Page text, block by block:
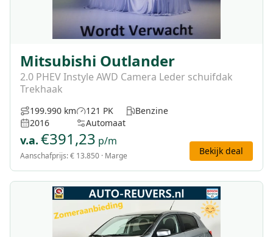
Mitsubishi Outlander
2.0 PHEV Instyle AWD Camera Leder schuifdak
Trekhaak
199.990 km
2016
121 PK
Automaat
Benzine
v.a. €391,23 p/m
Aanschafprijs:€ 13.850 · Marge Bekijk deal